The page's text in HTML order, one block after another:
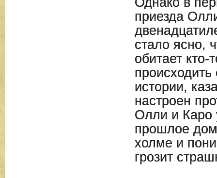
приезда
стало ясно,
обитает
истории,
настроен
Олли и Каро
прошлое
холме и
грозит